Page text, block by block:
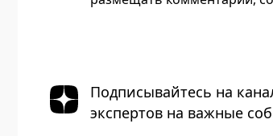
Подписывайтесь на
экспертов на важные